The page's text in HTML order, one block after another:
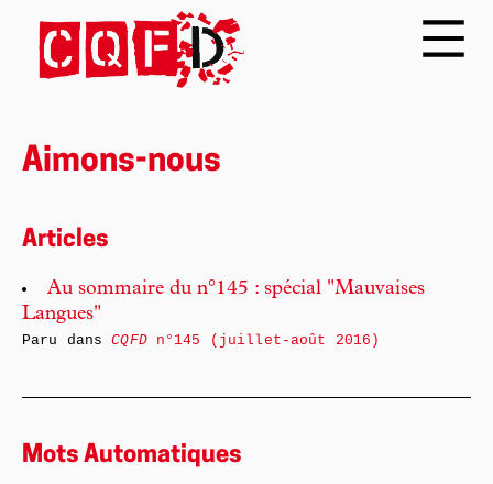
Aimons-nous
Articles
Au sommaire du n°145 : spécial "Mauvaises
Langues"
Paru dansCQFDn°145 (juillet-août 2016)
Mots Automatiques